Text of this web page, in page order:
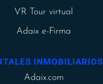
VR Tour virtual
Adaix e-Firma
INMOBILIARIOS
Adaix.com